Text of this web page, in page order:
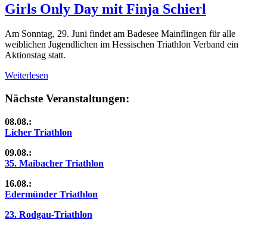
Girls Only Day mit Finja Schierl
Am Sonntag, 29. Juni findet am Badesee Mainflingen für alle
weiblichen Jugendlichen im Hessischen Triathlon Verband ein
Aktionstag statt.
Weiterlesen
Nächste Veranstaltungen:
08.08.:
Licher Triathlon
09.08.:
35. Maibacher Triathlon
16.08.:
Edermünder Triathlon
23. Rodgau-Triathlon